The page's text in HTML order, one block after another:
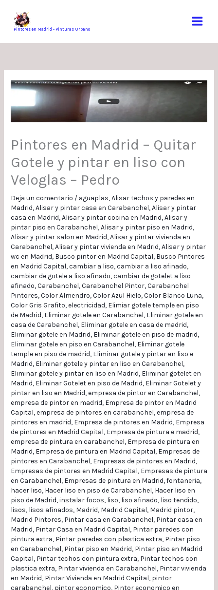
contenidoPintores en Madrid - Pinturas Urbano
Pintores en Madrid – Quitar
Gotele y pintar en liso con
Veloglas – Pedro
Deja un comentario / aguaplas,Alisar techos y paredes en
Madrid,Alisar y pintar casa en Carabanchel,Alisar y pintar
casa en Madrid,Alisar y pintar cocina en Madrid,Alisar y
pintar piso en Carabanchel,Alisar y pintar piso en Madrid,
Alisar y pintar salon en Madrid,Alisar y pintar vivienda en
Carabanchel,Alisar y pintar vivienda en Madrid,Alisar y pintar
wc en Madrid, Busco pintor en Madrid Capital, Busco Pintores
en Madrid Capital,cambiar a liso,cambiar a liso afinado,
cambiar de gotele a liso afinado,cambiar de gotelet a liso
afinado,Carabanchel,Carabanchel Pintor,Carabanchel
Pintores,Color Almendro,Color Azul Hielo,Color Blanco Luna,
Color Gris Grafito,electricidad, Elimiar gotele temple en piso
de Madrid, Eliminar gotele en Carabanchel, Eliminar gotele en
casa de Carabanchel, Eliminar gotele en casa de madrid,
Eliminar gotele en Madrid, Eliminar gotele en piso de madrid,
Eliminar gotele en piso en Carabanchel, Eliminar gotele
temple en piso de madrid, Eliminar gotele y pintar en liso e
Madrid, Eliminar gotele y pintar en liso en Carabanchel,
Eliminar gotele y pintar en liso en Madrid, Eliminar gotelet en
Madrid, Eliminar Gotelet en piso de Madrid, Eliminar Gotelet y
pintar en liso en Madrid,empresa de pintor en Carabanchel,
empresa de pintor en madrid, Empresa de pintor en Madrid
Capital,empresa de pintores en carabanchel,empresa de
pintores en madrid, Empresa de pintores en Madrid, Empresa
de pintores en Madrid Capital, Empresa de pintura e madrid,
empresa de pintura en carabanchel, Empresa de pintura en
Madrid, Empresa de pintura en Madrid Capital, Empresas de
pintores en Carabanchel, Empresas de pintores en Madrid,
Empresas de pintores en Madrid Capital, Empresas de pintura
en Carabanchel, Empresas de pintura en Madrid,fontaneria,
hacer liso, Hacer liso en piso de Carabanchel, Hacer liso en
piso de Madrid,instalar focos, liso, liso afinado, liso tendido,
lisos, lisos afinados, Madrid, Madrid Capital, Madrid pintor,
Madrid Pintores, Pintar casa en Carabanchel, Pintar casa en
Madrid, Pintar Casa en Madrid Capital, Pintar paredes con
pintura extra, Pintar paredes con plastica extra, Pintar piso
en Carabanchel, Pintar piso en Madrid, Pintar piso en Madrid
Capital, Pintar techos con pintura extra, Pintar techos con
plastica extra, Pintar vivienda en Carabanchel, Pintar vivienda
en Madrid, Pintar Vivienda en Madrid Capital, pintor
carabanchel, pintor economico, Pintor economico en